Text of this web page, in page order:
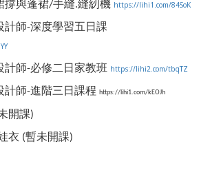
撐與蓬裙/手縫.縫紉機 https://lihi1.com/84SoK
計師-深度學習五日課
計師-必修二日家教班 https://lihi2.com/tbqTZ
計師-進階三日課程 https://lihi1.com/kEOJh
開課)
衣 (暫未開課)